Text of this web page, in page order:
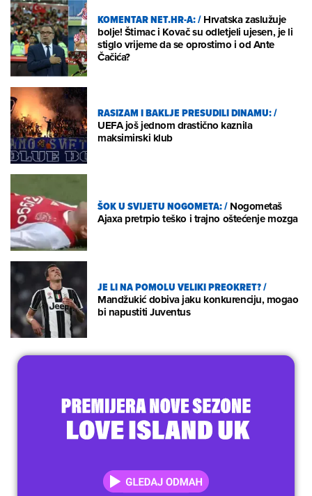
KOMENTAR NET.HR-A:/Hrvatska zaslužuje
bolje! Štimac i Kovač su odletjeli ujesen, je li
stiglo vrijeme da se oprostimo i od Ante
Čačića?
RASIZAM I BAKLJE PRESUDILI DINAMU:/
UEFA još jednom drastično kaznila
maksimirski klub
ŠOK U SVIJETU NOGOMETA:/Nogometaš
Ajaxa pretrpio teško i trajno oštećenje mozga
JE LI NA POMOLU VELIKI PREOKRET?/
Mandžukić dobiva jaku konkurenciju, mogao
bi napustiti Juventus